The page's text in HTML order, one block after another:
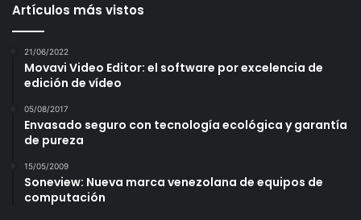
Artículos más vistos
21/06/2022
Movavi Video Editor: el software por excelencia de
edición de vídeo
05/08/2017
Envasado seguro con tecnología ecológica y garantía
de pureza
15/05/2009
Soneview: Nueva marca venezolana de equipos de
computación